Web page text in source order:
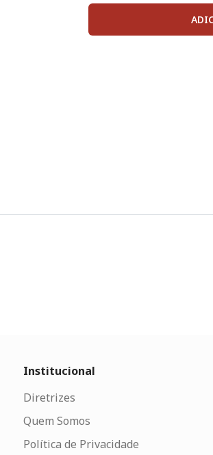
Institucional
Diretrizes
Quem Somos
Política de Privacidade